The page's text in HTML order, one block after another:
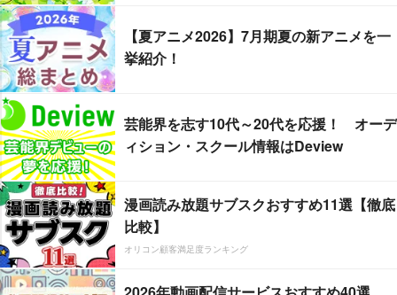
【夏アニメ2026】7月期夏の新アニメを一
挙紹介！
芸能界を志す10代～20代を応援！ オーデ
ィション・スクール情報はDeview
漫画読み放題サブスクおすすめ11選【徹底
比較】
オリコン顧客満足度ランキング